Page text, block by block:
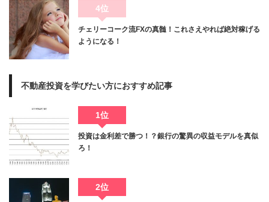
4位
チェリーコーク流FXの真髄！これさえやれば絶対稼げる
ようになる！
不動産投資を学びたい方におすすめ記事
1位
投資は金利差で勝つ！？銀行の驚異の収益モデルを真似
ろ！
2位